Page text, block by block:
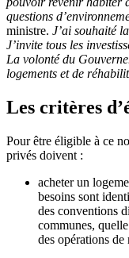
questions
ministre. J’ai souhaité
J’invite tous les
La volonté du
logements et de
Les critères
Pour être éligible à ce
privés doivent :
acheter un
besoins sont
des conventions
communes,
des opérations